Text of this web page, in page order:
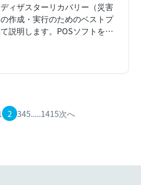
ィザスターリカバリー（災害
作成・実行のためのベストプ
説明します。 POSソフトを使
トウェアに依存しています。
通常の運用を再開するための
か？ディザスターリカバリー
2 345.....1415次へ